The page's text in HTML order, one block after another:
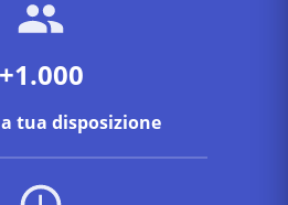
+1.000
tua disposizione